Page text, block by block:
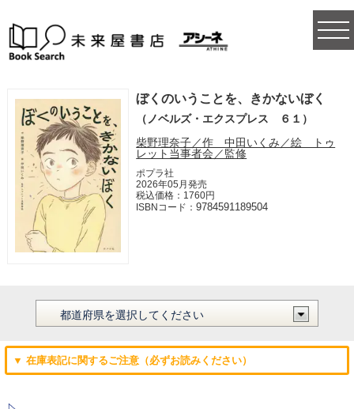
ぼくのいうことを、きかないぼく
（ノベルズ・エクスプレス ６１）
柴野理奈子／作 中田いくみ／絵 トゥ
レット当事者会／監修
ポプラ社
2026年05月発売
税込価格：1760円
ISBNコード：9784591189504
▼ 在庫表記に関するご注意（必ずお読みください）